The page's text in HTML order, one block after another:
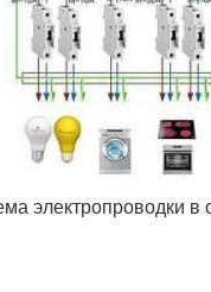
электропроводки